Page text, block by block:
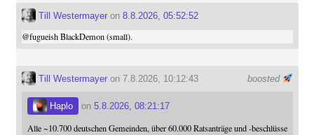
Till Westermayeron 8.8.2026, 05:52:52
@fugueishBlackDemon (small).
boosted
Till Westermayeron 7.8.2026, 10:12:43
Haplo on 5.8.2026, 08:21:17
Alle ~10.700 deutschen Gemeinden, über 60.000 Ratsanträge und -beschlüsse